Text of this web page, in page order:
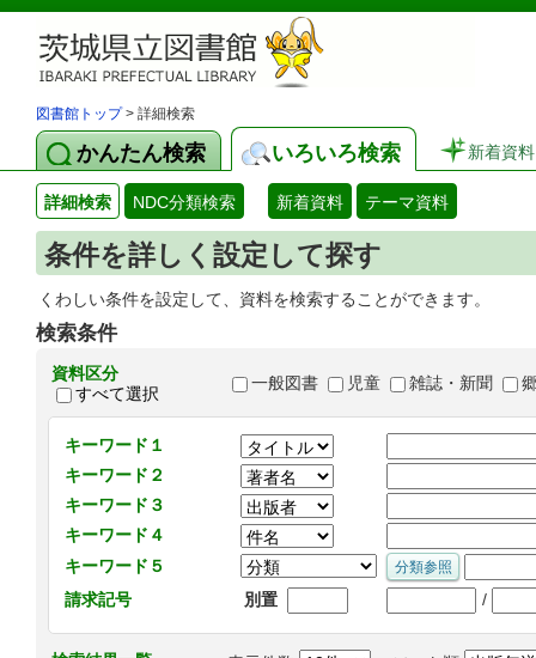
図書館トップ> 詳細検索
かんたん検索 いろいろ検索 新着資料
詳細検索 NDC分類検索 新着資料 テーマ資料
条件を詳しく設定して探す
くわしい条件を設定して、資料を検索することができます。
検索条件
資料区分
すべて選択
一般図書 児童 雑誌・新聞
キーワード１
キーワード２
キーワード３
キーワード４
キーワード５
請求記号
別置 /